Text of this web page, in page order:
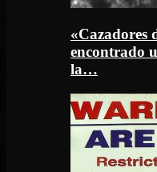
«Cazadores
encontrado
la…